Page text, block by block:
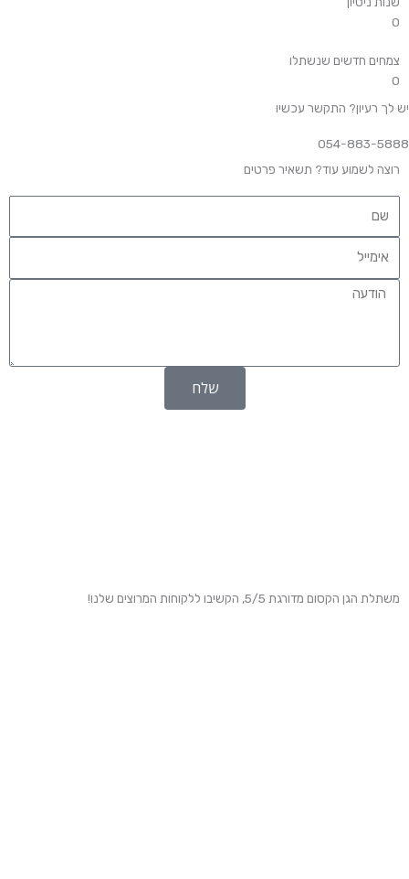
0
צמחים חדשים שנשתלו
0
יש לך רעיון? התקשר עכשיו
054-883-5888​
רוצה לשמוע עוד? תשאיר פרטים
מ
ה
שלח
משתלת הגן הקסום מדורגת 5/5, הקשיבו ללקוחות המרוצים שלנו!